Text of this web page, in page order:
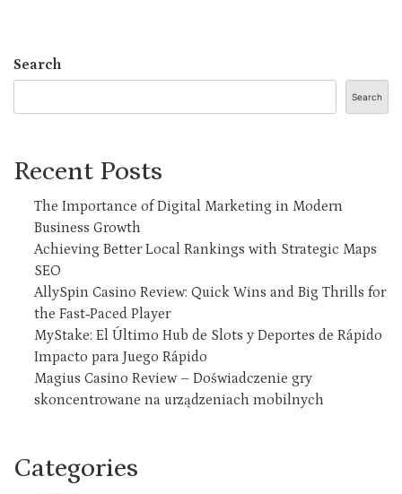
Search
Search
Recent Posts
The Importance of Digital Marketing in Modern
Business Growth
Achieving Better Local Rankings with Strategic Maps
SEO
AllySpin Casino Review: Quick Wins and Big Thrills for
the Fast‑Paced Player
MyStake: El Último Hub de Slots y Deportes de Rápido
Impacto para Juego Rápido
Magius Casino Review – Doświadczenie gry
skoncentrowane na urządzeniach mobilnych
Categories